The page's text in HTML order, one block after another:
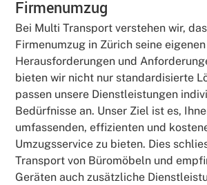
Firmenumzug
Bei Multi Transport verstehen wir,
Firmenumzug in Zürich seine eigenen
Herausforderungen und
bieten wir nicht nur standardisierte
passen unsere Dienstleistungen
Bedürfnisse an. Unser Ziel ist es,
umfassenden, effizienten und
Umzugsservice zu bieten. Dies
Transport von Büromöbeln und
Geräten auch zusätzliche